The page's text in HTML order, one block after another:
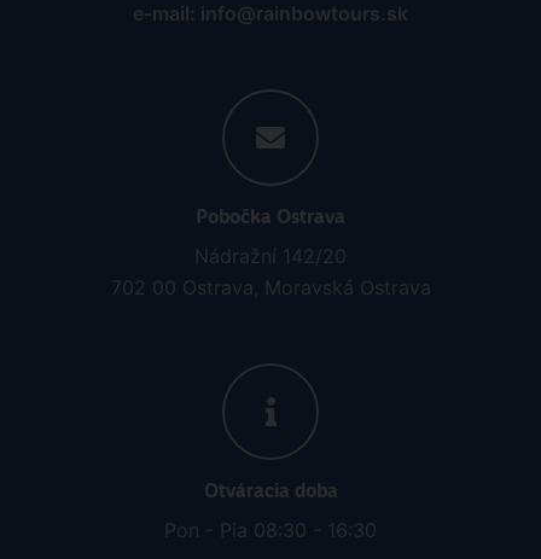
e-mail: info@rainbowtours.sk
Pobočka Ostrava
Nádražní 142/20
702 00 Ostrava, Moravská Ostrava
Otváracia doba
Pon - Pia 08:30 - 16:30